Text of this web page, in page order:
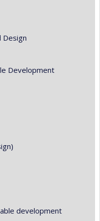
Design
Development
development